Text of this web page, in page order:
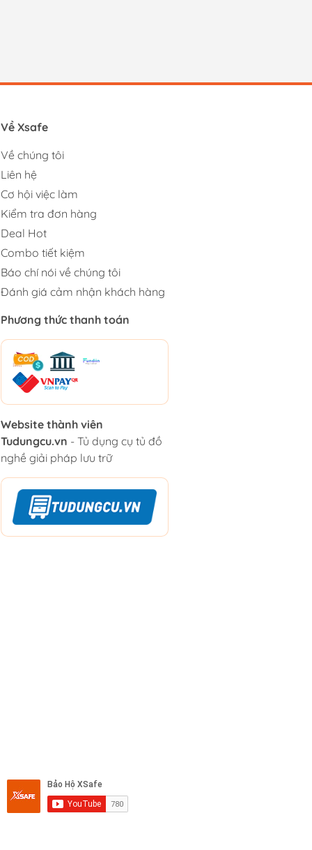
Về Xsafe
Về chúng tôi
Liên hệ
Cơ hội việc làm
Kiểm tra đơn hàng
Deal Hot
Combo tiết kiệm
Báo chí nói về chúng tôi
Đánh giá cảm nhận khách hàng
Phương thức thanh toán
Website thành viên
Tudungcu.vn - Tủ dụng cụ tủ đồ
nghề giải pháp lưu trữ